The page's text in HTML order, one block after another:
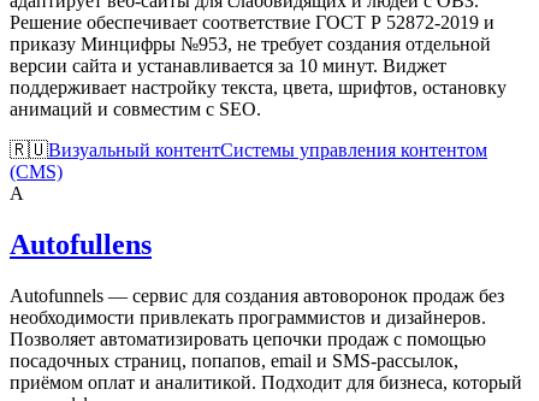
Решение обеспечивает соответствие ГОСТ Р 52872-2019 и
приказу Минцифры №953, не требует создания отдельной
версии сайта и устанавливается за 10 минут. Виджет
поддерживает настройку текста, цвета, шрифтов, остановку
анимаций и совместим с SEO.
🇷🇺Визуальный контентСистемы управления контентом
(CMS)
A
Autofullens
Autofunnels — сервис для создания автоворонок продаж без
необходимости привлекать программистов и дизайнеров.
Позволяет автоматизировать цепочки продаж с помощью
посадочных страниц, попапов, email и SMS-рассылок,
приёмом оплат и аналитикой. Подходит для бизнеса, который